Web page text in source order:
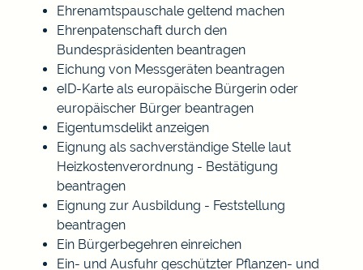
Ehrenamtspauschale geltend machen
Ehrenpatenschaft durch den
Bundespräsidenten beantragen
Eichung von Messgeräten beantragen
eID-Karte als europäische Bürgerin oder
europäischer Bürger beantragen
Eigentumsdelikt anzeigen
Eignung als sachverständige Stelle laut
Heizkostenverordnung - Bestätigung
beantragen
Eignung zur Ausbildung - Feststellung
beantragen
Ein Bürgerbegehren einreichen
Ein- und Ausfuhr geschützter Pflanzen- und